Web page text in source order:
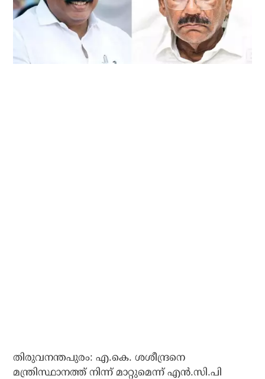
തിരുവനന്തപുരം: എ.കെ. ശശീന്ദ്രനെ
മന്ത്രിസ്ഥാനത്ത് നിന്ന് മാറ്റുമെന്ന് എന്‍.സി.പി